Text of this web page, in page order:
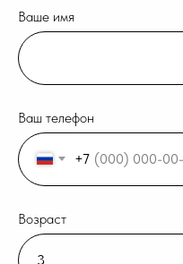
Ваше имя
Ваш телефон
+7
Возраст